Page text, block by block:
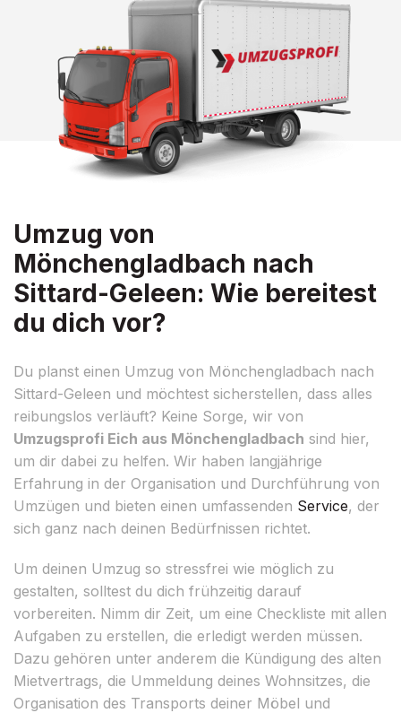
Umzug von
Mönchengladbach nach
Sittard-Geleen: Wie bereitest
du dich vor?
Du planst einen Umzug von Mönchengladbach nach
Sittard-Geleen und möchtest sicherstellen, dass alles
reibungslos verläuft? Keine Sorge, wir von
Umzugsprofi Eich aus Mönchengladbach sind hier,
um dir dabei zu helfen. Wir haben langjährige
Erfahrung in der Organisation und Durchführung von
Umzügen und bieten einen umfassenden Service, der
sich ganz nach deinen Bedürfnissen richtet.
Um deinen Umzug so stressfrei wie möglich zu
gestalten, solltest du dich frühzeitig darauf
vorbereiten. Nimm dir Zeit, um eine Checkliste mit allen
Aufgaben zu erstellen, die erledigt werden müssen.
Dazu gehören unter anderem die Kündigung des alten
Mietvertrags, die Ummeldung deines Wohnsitzes, die
Organisation des Transports deiner Möbel und